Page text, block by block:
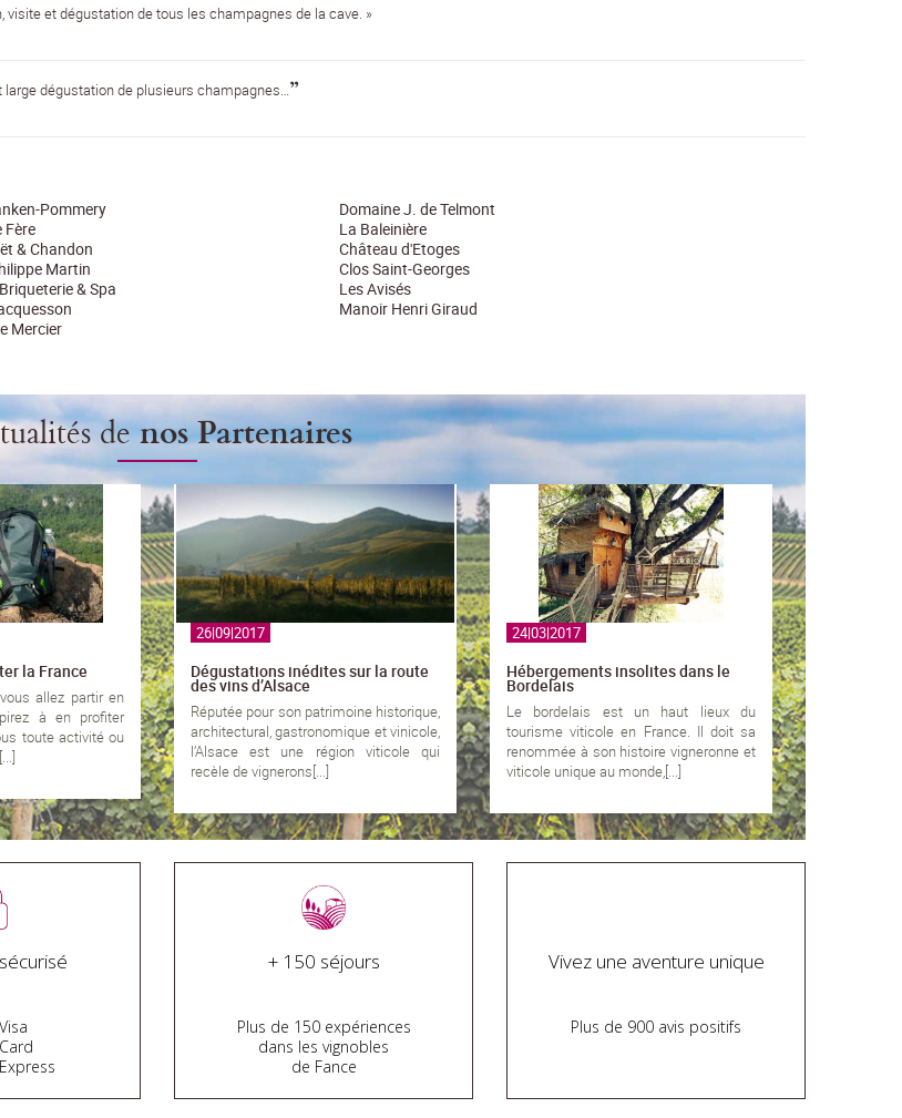
visite et dégustation de tous les champagnes de la cave. »
large dégustation de plusieurs champagnes…”
Pommery
Domaine J. de Telmont
Fère
La Baleinière
& Chandon
Château d'Etoges
Martin
Clos Saint-Georges
& Spa
Les Avisés
Manoir Henri Giraud
Mercier
denos Partenaires
la France
allez partir en
à en profiter
toute activité ou
26|09|2017
Dégustations inédites sur la route
des vins d’Alsace
Réputée pour son patrimoine historique,
architectural, gastronomique et vinicole,
l’Alsace est une région viticole qui
recèle de vignerons[...]
24|03|2017
Hébergements insolites dans le
Bordelais
Le bordelais est un haut lieux du
tourisme viticole en France. Il doit sa
renommée à son histoire vigneronne et
viticole unique au monde,[...]
+ 150 séjours
Plus de 150 expériences
dans les vignobles
de Fance
Vivez une aventure unique
Plus de 900 avis positifs